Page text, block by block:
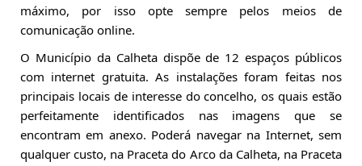
máximo, por isso opte sempre pelos meios de
comunicação online.
O Município da Calheta dispõe de 12 espaços públicos
com internet gratuita. As instalações foram feitas nos
principais locais de interesse do concelho, os quais estão
perfeitamente identificados nas imagens que se
encontram em anexo. Poderá navegar na Internet, sem
qualquer custo, na Praceta do Arco da Calheta, na Praceta